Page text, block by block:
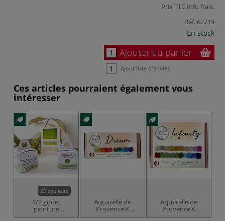
Prix TTC Info frais.
Réf. 62719
En stock
Ajouter au panier
Ajout liste d'envies
Ces articles pourraient également vous
intéresser
25 couleurs
1/2 godet
peinture
Aquarelle de
Aquarelle de
Provence®
Dream
Aquarelle de
Provence®
Infinity